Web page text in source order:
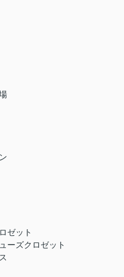
ゼット
ーズクロゼット